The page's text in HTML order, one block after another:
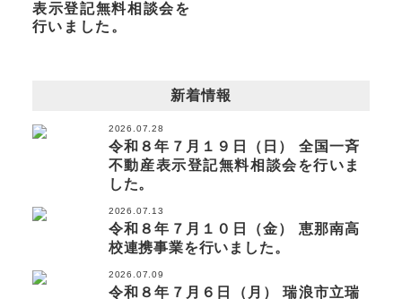
表示登記無料相談会を
行いました。
新着情報
2026.07.28
令和８年７月１９日（日） 全国一斉
不動産表示登記無料相談会を行いま
した。
2026.07.13
令和８年７月１０日（金） 恵那南高
校連携事業を行いました。
2026.07.09
令和８年７月６日（月） 瑞浪市立瑞